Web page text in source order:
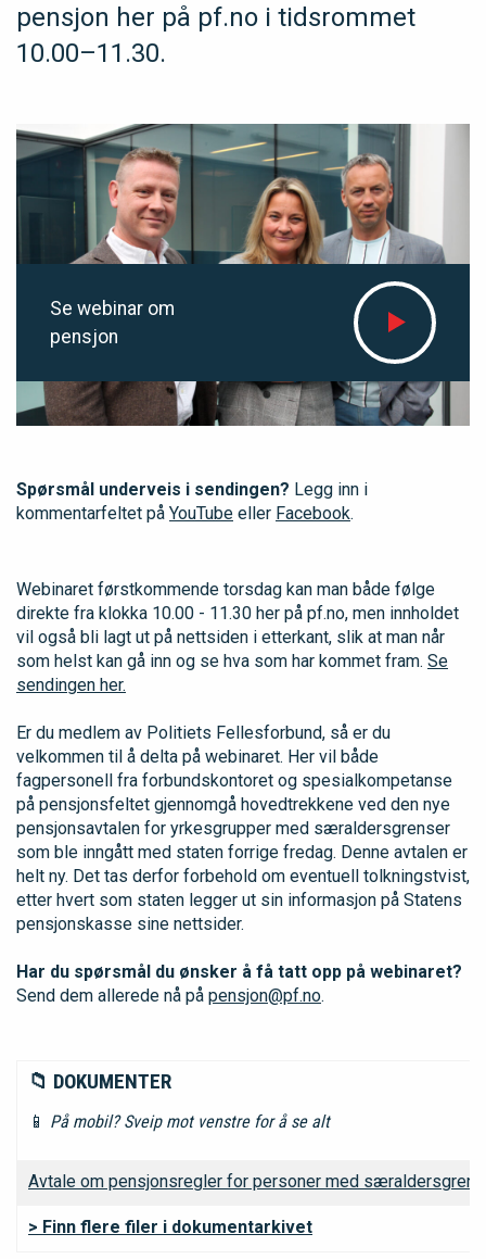
pensjon her på pf.no i tidsrommet
10.00–11.30.
Se webinar om
pensjon
Spørsmål underveis i sendingen? Legg inn i
kommentarfeltet på YouTube eller Facebook.
Webinaret førstkommende torsdag kan man både følge
direkte fra klokka 10.00 - 11.30 her på pf.no, men innholdet
vil også bli lagt ut på nettsiden i etterkant, slik at man når
som helst kan gå inn og se hva som har kommet fram. Se
sendingen her.
Er du medlem av Politiets Fellesforbund, så er du
velkommen til å delta på webinaret. Her vil både
fagpersonell fra forbundskontoret og spesialkompetanse
på pensjonsfeltet gjennomgå hovedtrekkene ved den nye
pensjonsavtalen for yrkesgrupper med særaldersgrenser
som ble inngått med staten forrige fredag. Denne avtalen er
helt ny. Det tas derfor forbehold om eventuell tolkningstvist,
etter hvert som staten legger ut sin informasjon på Statens
pensjonskasse sine nettsider.
Har du spørsmål du ønsker å få tatt opp på webinaret?
Send dem allerede nå på pensjon@pf.no.
📁 DOKUMENTER
📱 På mobil? Sveip mot venstre for å se alt
Avtale om pensjonsregler for personer med
> Finn flere filer i dokumentarkivet